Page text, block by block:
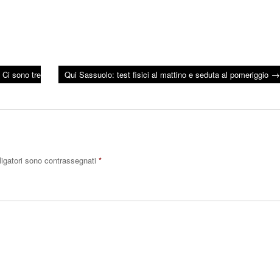
Ci sono tre
Qui Sassuolo: test fisici al mattino e seduta al pomeriggio →
sono contrassegnati *